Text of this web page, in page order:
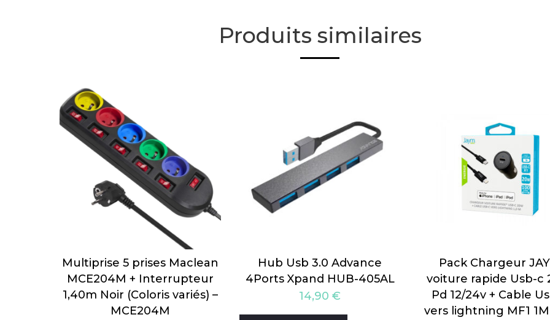
Produits similaires
Multiprise 5 prises Maclean
MCE204M + Interrupteur
1,40m Noir (Coloris variés) –
MCE204M
Hub Usb 3.0 Advance
4Ports Xpand HUB-405AL
14,90€
Pack Chargeur
voiture rapide Usb-c
Pd 12/24v + Cable
vers lightning MF1